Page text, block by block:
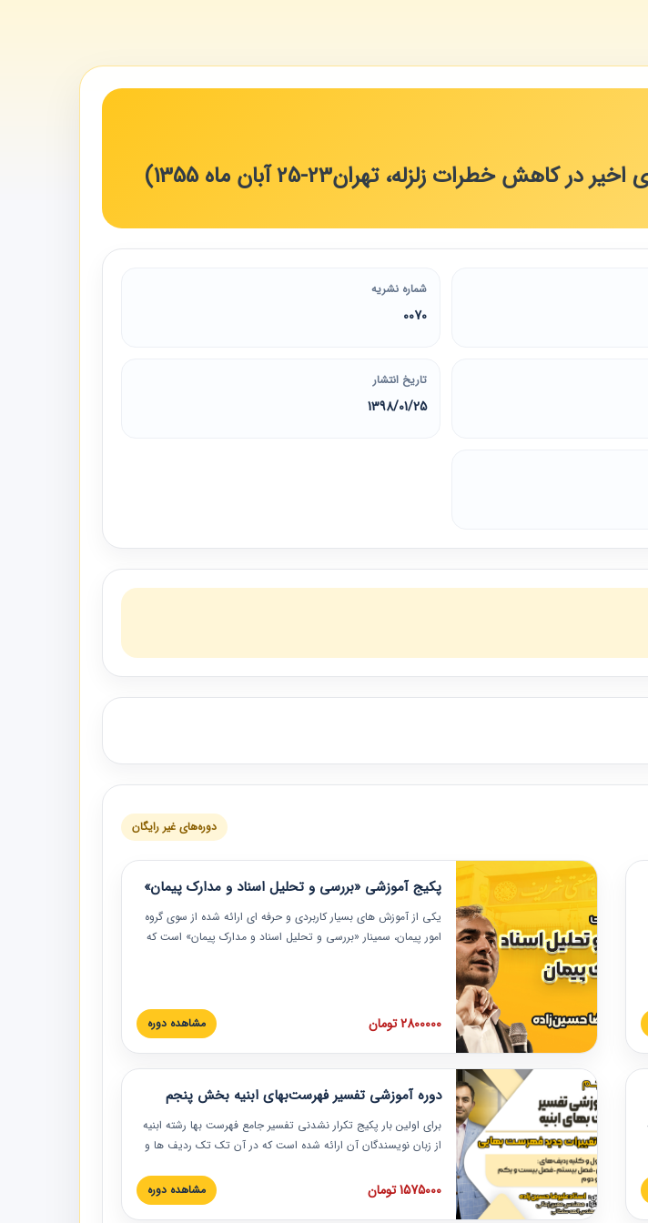
خطرات زلزله، تهران23-25 آبان ماه 1355)
شماره نشریه
0070
تاریخ انتشار
1398/01/25
دوره‌های غیر رایگان
پکیج آموزشی «بررسی و تحلیل اسناد و مدارک پیمان»
یکی از آموزش‏‏‏‏‏‏ های بسیار کاربردی و حرفه‏ ای ارائه شده از سوی گروه
امور پیمان، سمینار «بررسی و تحلیل اسناد و مدارک پیمان» است که
عملی در این خصوص ارائه شده است.
2800000 تومان مشاهده دوره
دوره آموزشی تفسیر فهرست‌بهای ابنیه بخش پنجم
برای اولین بار پکیج تکرار نشدنی تفسیر جامع فهرست بها رشته ابنیه
از زبان نویسندگان آن ارائه شده است که در آن تک تک ردیف ها و
تصویری بوده و به همراه تصاویر عملیات اجرایی مرتبط با ردیف های
فهرست بها ارائه شده است. این دوره با کلام مهندس
1575000 تومان مشاهده دوره